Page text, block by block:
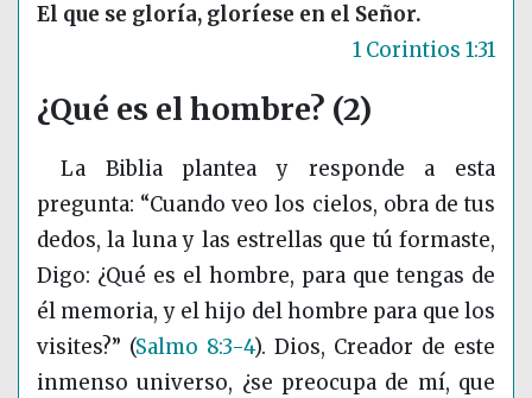
El que se gloría, gloríese en el Señor.
1 Corintios 1:31
¿Qué es el hombre? (2)
La Biblia plantea y responde a esta
pregunta: “Cuando veo los cielos, obra de tus
dedos, la luna y las estrellas que tú formaste,
Digo: ¿Qué es el hombre, para que tengas de
él memoria, y el hijo del hombre para que los
visites?” (Salmo 8:3-4). Dios, Creador de este
inmenso universo, ¿se preocupa de mí, que